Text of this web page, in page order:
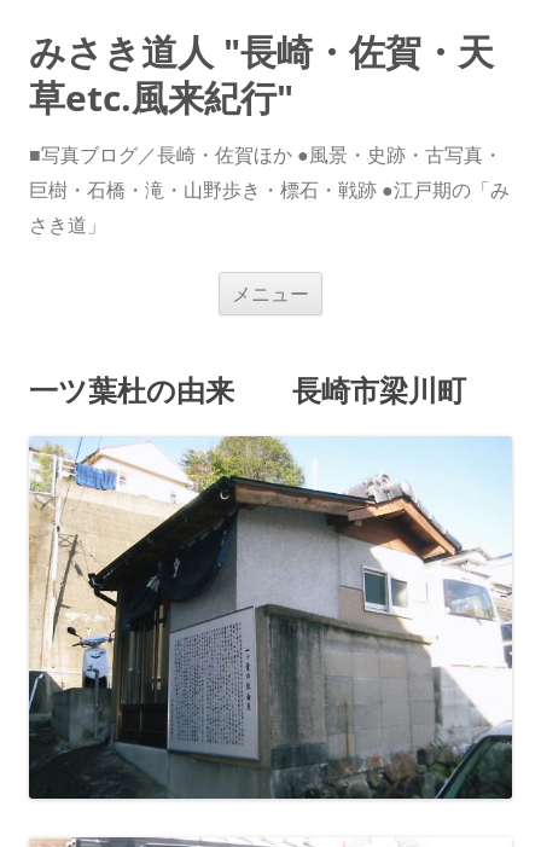
みさき道人 "長崎・佐賀・天
草etc.風来紀行"
■写真ブログ／長崎・佐賀ほか ●風景・史跡・古写真・
巨樹・石橋・滝・山野歩き・標石・戦跡 ●江戸期の「み
さき道」
メニュー
ス
キ
プ
一ツ葉杜の由来 長崎市梁川町